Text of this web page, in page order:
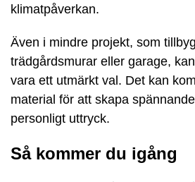
klimatpåverkan.
Även i mindre projekt, som
trädgårdsmurar eller garage,
vara ett utmärkt val. Det kan
material för att skapa
personligt uttryck.
Så kommer du igång